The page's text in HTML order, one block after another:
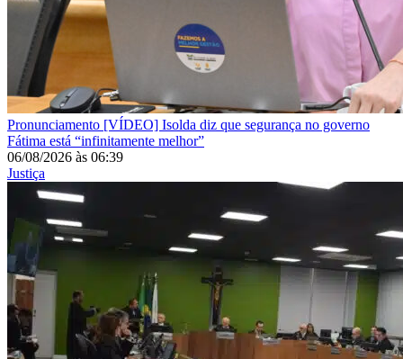
Pronunciamento [VÍDEO] Isolda diz que segurança no governo
Fátima está “infinitamente melhor”
06/08/2026 às 06:39
Justiça